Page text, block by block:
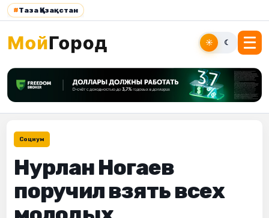
#Таза Қазақстан
☀ ☾
Социум
Нурлан Ногаев
поручил взять всех